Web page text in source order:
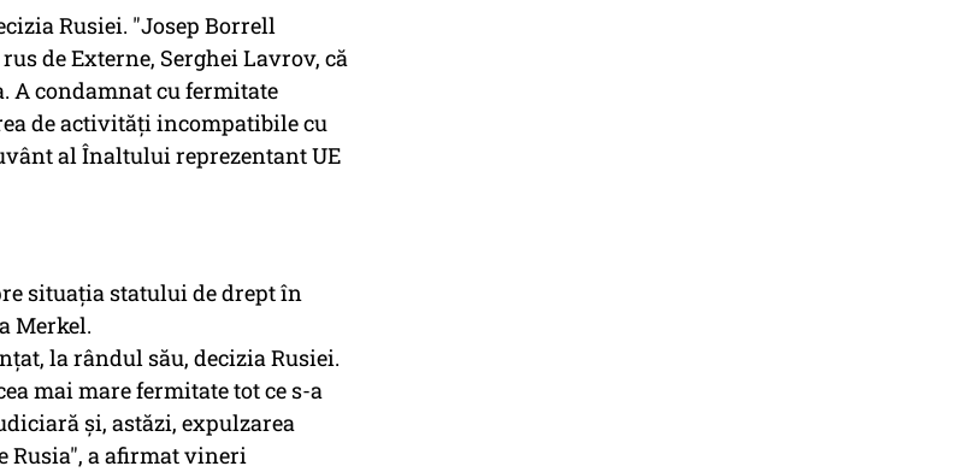
Rusiei. "Josep Borrell
de Externe, Serghei Lavrov, că
A condamnat cu fermitate
de activităţi incompatibile cu
al Înaltului reprezentant UE
situaţia statului de drept în
Merkel.
la rândul său, decizia Rusiei.
mai mare fermitate tot ce s-a
şi, astăzi, expulzarea
Rusia", a afirmat vineri